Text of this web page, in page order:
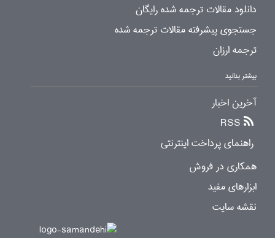
دانلود مقالات ترجمه شده رایگان
جستجوی پیشرفته مقالات ترجمه شده
ترجمه ارزان
بیشتر بدانید
آخرین اخبار
RSS
راهنمای پرداخت اینترنتی
همکاری در فروش
ابزارهای مفید
نقشه سایت